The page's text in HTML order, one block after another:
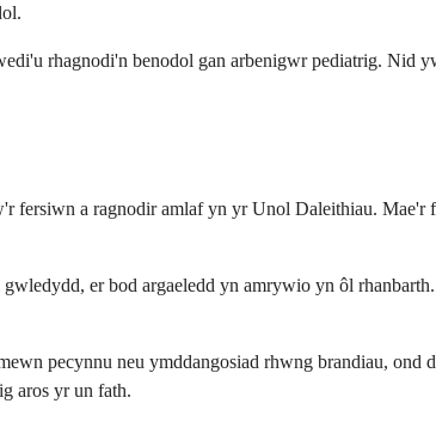
rhagnodi'n benodol gan arbenigwr pediatrig.
fersiwn a ragnodir amlaf yn yr Unol Daleithiau.
er bod argaeledd yn amrywio yn ôl
pecynnu neu ymddangosiad rhwng brandiau,
aros yr un fath.